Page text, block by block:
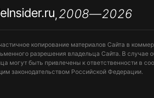
KAKAOTALK, B…ПОПОЛНЕНИЕ
, 2008—2026
копирование материалов Сайта в
разрешения владельца Сайта. В случае
могут быть привлечены к ответственности в
законодательством Российской Федерации.